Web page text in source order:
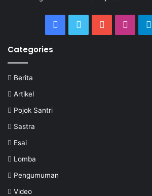
Categories
Berita
Artikel
Pojok Santri
Sastra
Esai
Lomba
Pengumuman
Video